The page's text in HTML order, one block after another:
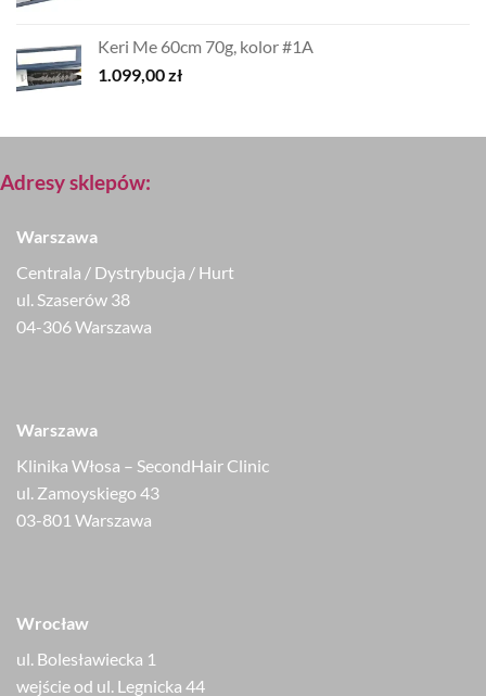
Keri Me 60cm 70g, kolor #1A
1.099,00zł
Adresy sklepów:
Warszawa
Centrala / Dystrybucja / Hurt
ul. Szaserów 38
04-306 Warszawa
Warszawa
Klinika Włosa – SecondHair Clinic
ul. Zamoyskiego 43
03-801 Warszawa
Wrocław
ul. Bolesławiecka 1
wejście od ul. Legnicka 44